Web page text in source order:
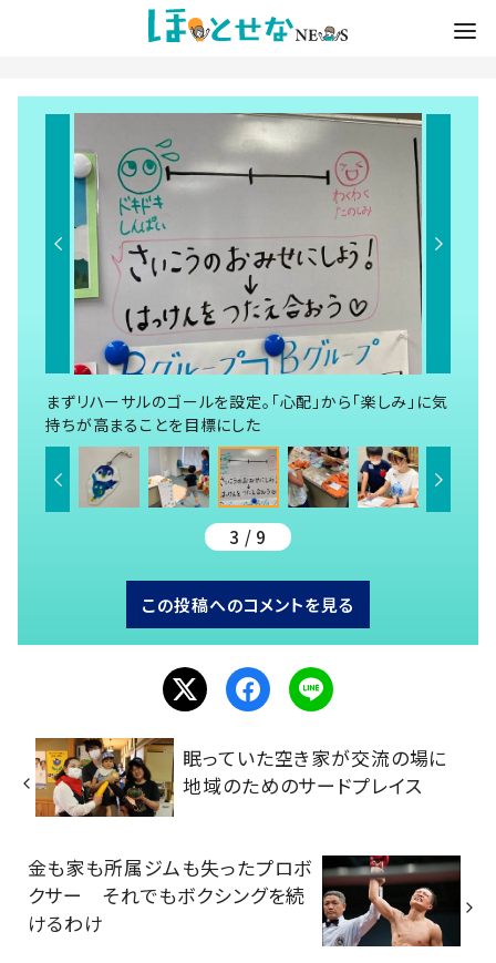
まずリハーサルのゴールを設定。「心配」から「楽しみ」に気
持ちが高まることを目標にした
3 / 9
この投稿へのコメントを見る
眠っていた空き家が交流の場に
地域のためのサードプレイス
金も家も所属ジムも失ったプロボ
クサー それでもボクシングを続
けるわけ